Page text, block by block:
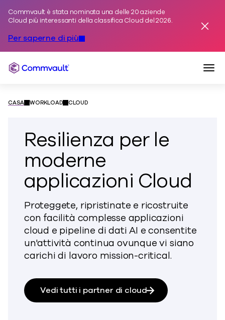
Vai al contenuto
Commvault è stata nominata una delle 20 aziende
Cloud più interessanti della classifica Cloud del 2026.
Per saperne di più
Commvault
CASA WORKLOAD CLOUD
Resilienza per le
moderne
applicazioni Cloud
Proteggete, ripristinate e ricostruite
con facilità complesse applicazioni
cloud e pipeline di dati AI e consentite
un'attività continua ovunque vi siano
carichi di lavoro mission-critical.
Vedi tutti i partner di cloud